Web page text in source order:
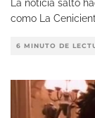
La noticia saltó
como La
6 MINUTO DE